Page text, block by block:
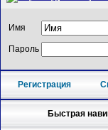
Имя
Пароль
Регистрация
Быстрая